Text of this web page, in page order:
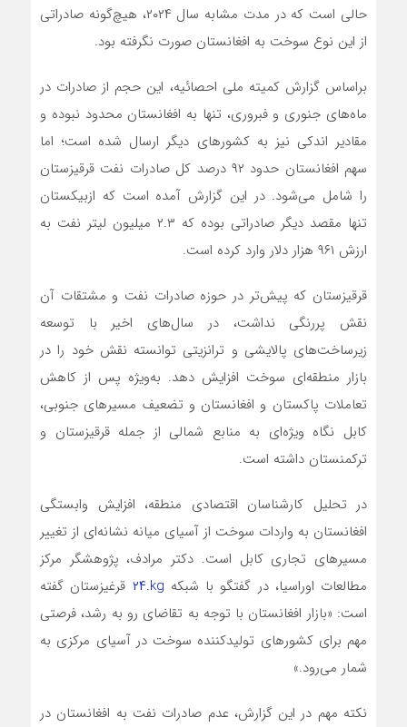
حالی‌ است که در مدت مشابه سال ۲۰۲۴، هیچ‌گونه صادراتی
از این نوع سوخت به افغانستان صورت نگرفته بود.
براساس گزارش کمیته ملی احصائیه، این حجم از صادرات در
ماه‌های جنوری و فبروری، تنها به افغانستان محدود نبوده و
مقادیر اندکی نیز به کشورهای دیگر ارسال شده است؛ اما
سهم افغانستان حدود ۹۲ درصد کل صادرات نفت قرقيزستان
را شامل می‌شود. در این گزارش آمده است که ازبیکستان
تنها مقصد دیگر صادراتی بوده که ۲.۳ میلیون لیتر نفت به
ارزش ۹۶۱ هزار دلار وارد کرده است.
قرقيزستان که پیش‌تر در حوزه صادرات نفت و مشتقات آن
نقش پررنگی نداشت، در سال‌های اخیر با توسعه
زیرساخت‌های پالایشی و ترانزیتی توانسته نقش خود را در
بازار منطقه‌ای سوخت افزایش دهد. به‌ویژه پس از کاهش
تعاملات پاکستان و افغانستان و تضعیف مسیرهای جنوبی،
کابل نگاه ویژه‌ای به منابع شمالی از جمله قرقيزستان و
ترکمنستان داشته است.
در تحلیل کارشناسان اقتصادی منطقه، افزایش وابستگی
افغانستان به واردات سوخت از آسیای میانه نشانه‌ای از تغییر
مسیرهای تجاری کابل است. دکتر مرادف، پژوهشگر مرکز
مطالعات اوراسیا، در گفتگو با شبکه ۲۴.kg قرغیزستان گفته
است: «بازار افغانستان با توجه به تقاضای رو به رشد، فرصتی
مهم برای کشورهای تولیدکننده سوخت در آسیای مرکزی به
شمار می‌رود.»
نکته مهم در این گزارش، عدم صادرات نفت به افغانستان در